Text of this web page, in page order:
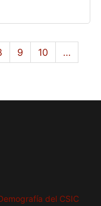
Page
9 Page
10
…
del CSIC